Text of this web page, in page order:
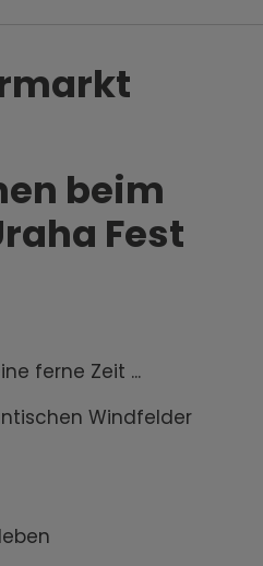
beim
Fest
ferne Zeit ...
Windfelder